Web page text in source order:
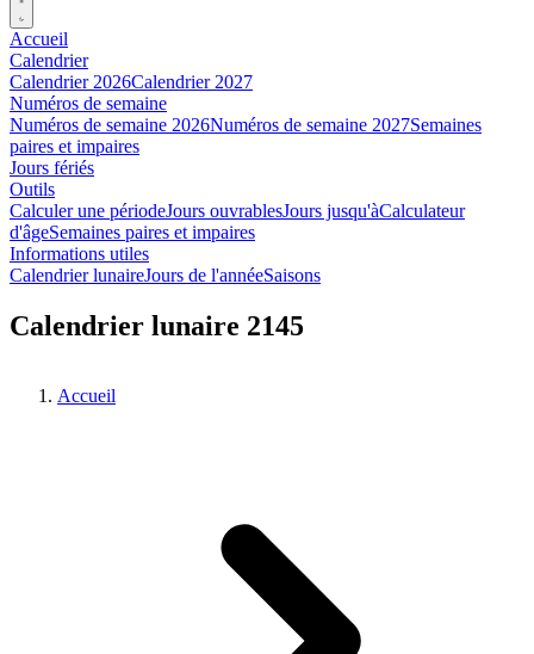
Accueil
Calendrier
Calendrier 2026Calendrier 2027
Numéros de semaine
Numéros de semaine 2026Numéros de semaine 2027Semaines
paires et impaires
Jours fériés
Outils
Calculer une périodeJours ouvrablesJours jusqu'àCalculateur
d'âgeSemaines paires et impaires
Informations utiles
Calendrier lunaireJours de l'annéeSaisons
Calendrier lunaire 2145
Accueil